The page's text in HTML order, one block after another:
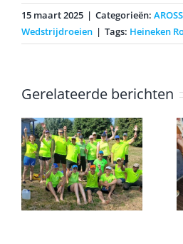
15 maart 2025 | Categorieën: AROSS
Wedstrijdroeien | Tags: Heineken
Gerelateerde berichten
Erwin
voltooid de
marathon op
een